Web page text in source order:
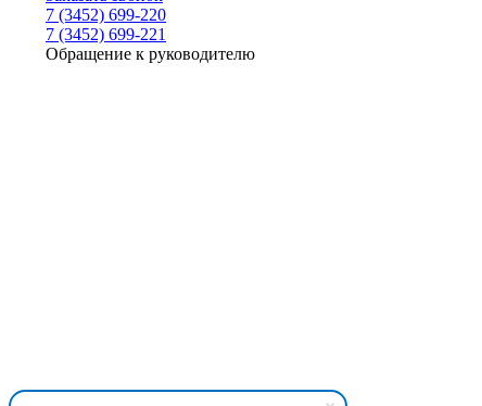
7 (3452) 699-220
7 (3452) 699-221
Обращение к руководителю